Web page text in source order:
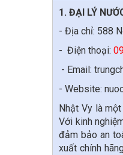
1. ĐẠI LÝ
- Địa chỉ: 588
- Điện thoại:
- Email:
- Website:
Nhật Vy là
Với kinh
đảm bảo an
xuất chính